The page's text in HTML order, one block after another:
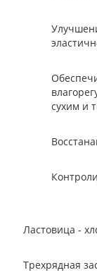
сухим и
Ластовица -
Трехрядная